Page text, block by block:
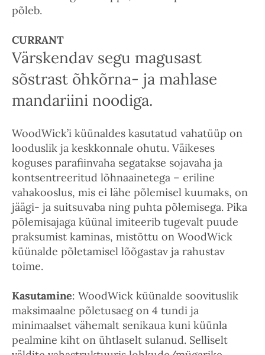
põleb.
CURRANT
Värskendav segu magusast
sõstrast õhkõrna- ja mahlase
mandariini noodiga.
WoodWick’i küünaldes kasutatud vahatüüp on
looduslik ja keskkonnale ohutu. Väikeses
koguses parafiinvaha segatakse sojavaha ja
kontsentreeritud lõhnaainetega – eriline
vahakooslus, mis ei lähe põlemisel kuumaks, on
jäägi- ja suitsuvaba ning puhta põlemisega. Pika
põlemisajaga küünal imiteerib tugevalt puude
praksumist kaminas, mistõttu on WoodWick
küünalde põletamisel lõõgastav ja rahustav
toime.
Kasutamine: WoodWick küünalde soovituslik
maksimaalne põletusaeg on 4 tundi ja
minimaalset vähemalt senikaua kuni küünla
pealmine kiht on ühtlaselt sulanud. Selliselt